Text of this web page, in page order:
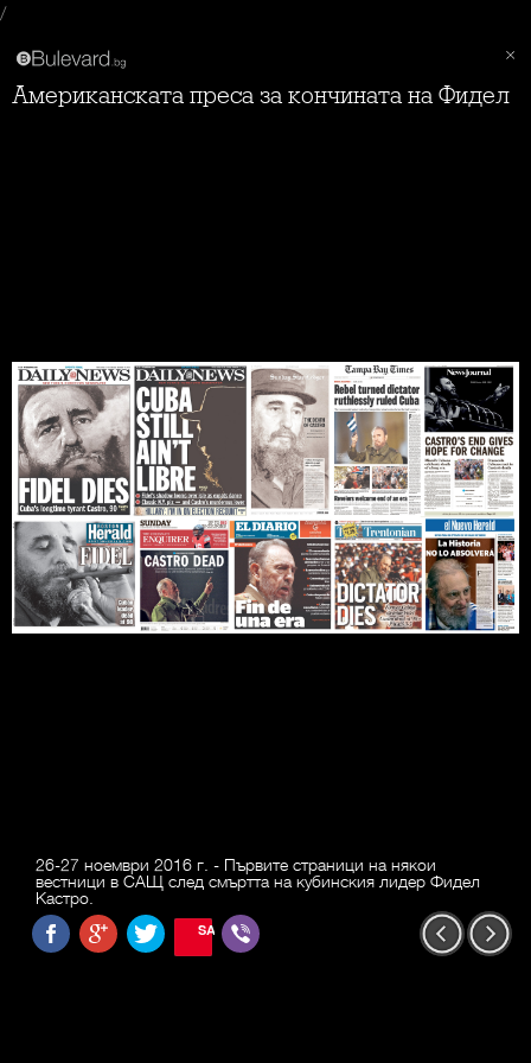
/
Американската преса за кончината на Фидел
26-27 ноември 2016 г. - Първите страници на някои
вестници в САЩ след смъртта на кубинския лидер Фидел
Кастро.
SAVE